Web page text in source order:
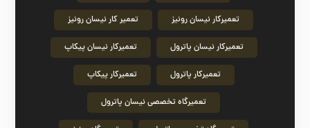
تعمیرکار نیسان رونیز تعمیر کار نیسان رونیز
تعمیرکار نیسان پاترول تعمیرکار نیسان پیکاپ
تعمیرکار پاترول تعمیرکار پیکاپ
تعمیرگاه تخصصی نیسان پاترول